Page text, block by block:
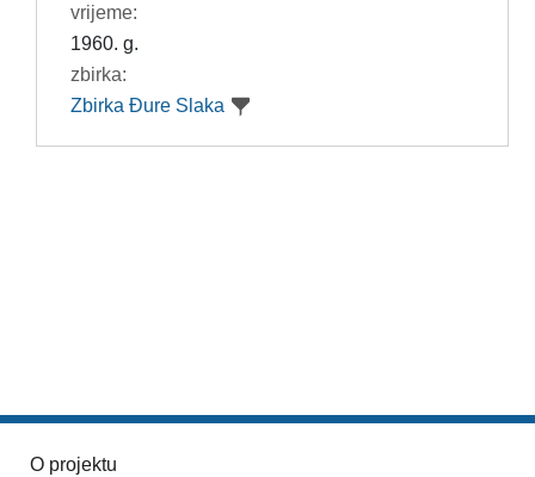
vrijeme:
1960. g.
zbirka:
Zbirka Đure Slaka
O projektu